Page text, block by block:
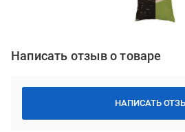
Написать отзыв о товаре
НАПИСАТЬ